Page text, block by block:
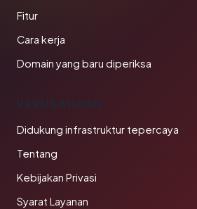
Fitur
Cara kerja
Domain yang baru diperiksa
PERUSAHAAN
Didukung infrastruktur tepercaya
Tentang
Kebijakan Privasi
Syarat Layanan